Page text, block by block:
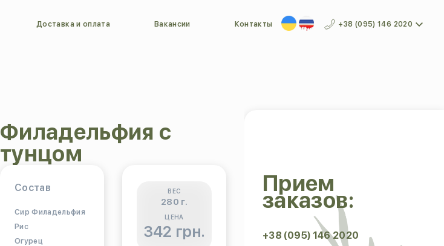
Доставка и оплата Вакансии Контакты +38 (095) 146 2020
Филадельфия с
тунцом
Состав
Сир Филадельфия
Рис
Огурец
ВЕС
280 г.
ЦЕНА
342 грн.
Прием
заказов:
+38 (095) 146 2020